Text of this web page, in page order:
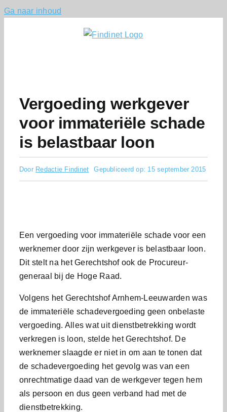
Ga naar inhoud
Vergoeding werkgever
voor immateriële schade
is belastbaar loon
Door Redactie Findinet Gepubliceerd op: 15 september 2015
Een vergoeding voor immateriële schade voor een
werknemer door zijn werkgever is belastbaar loon.
Dit stelt na het Gerechtshof ook de Procureur-
generaal bij de Hoge Raad.
Volgens het Gerechtshof Arnhem-Leeuwarden was
de immateriële schadevergoeding geen onbelaste
vergoeding. Alles wat uit dienstbetrekking wordt
verkregen is loon, stelde het Gerechtshof. De
werknemer slaagde er niet in om aan te tonen dat
de schadevergoeding het gevolg was van een
onrechtmatige daad van de werkgever tegen hem
als persoon en dus geen verband had met de
dienstbetrekking.